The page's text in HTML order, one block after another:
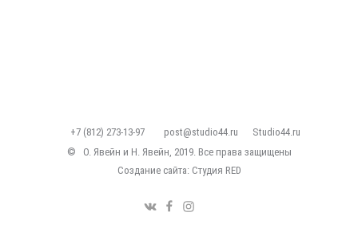
+7 (812) 273-13-97 post@studio44.ru
Studio44.ru
©
О. Явейн и Н. Явейн, 2019. Все права защищены
Создание сайта: Студия RED